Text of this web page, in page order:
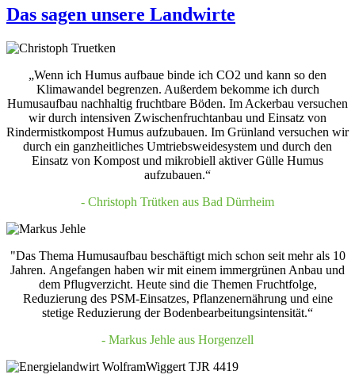
Das sagen unsere Landwirte
„Wenn ich Humus aufbaue binde ich CO2 und kann so den
Klimawandel begrenzen. Außerdem bekomme ich durch
Humusaufbau nachhaltig fruchtbare Böden. Im Ackerbau versuchen
wir durch intensiven Zwischenfruchtanbau und Einsatz von
Rindermistkompost Humus aufzubauen. Im Grünland versuchen wir
durch ein ganzheitliches Umtriebsweidesystem und durch den
Einsatz von Kompost und mikrobiell aktiver Gülle Humus
aufzubauen.“
- Christoph Trütken aus Bad Dürrheim
"Das Thema Humusaufbau beschäftigt mich schon seit mehr als 10
Jahren. Angefangen haben wir mit einem immergrünen Anbau und
dem Pflugverzicht. Heute sind die Themen Fruchtfolge,
Reduzierung des PSM-Einsatzes, Pflanzenernährung und eine
stetige Reduzierung der Bodenbearbeitungsintensität.“
- Markus Jehle aus Horgenzell